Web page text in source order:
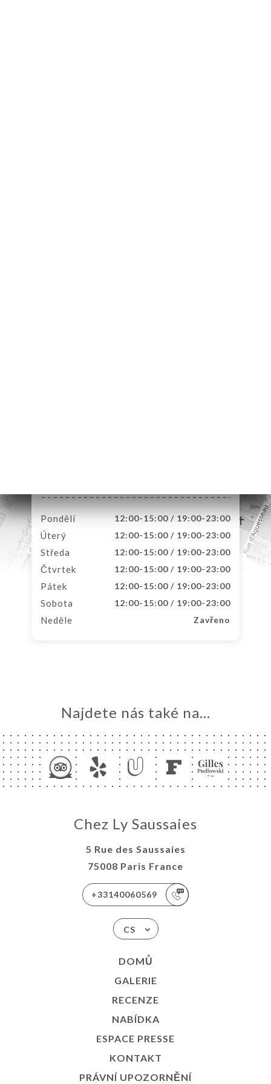
Pondělí 12:00-15:00 / 19:00-23:00
Úterý 12:00-15:00 / 19:00-23:00
Středa 12:00-15:00 / 19:00-23:00
Čtvrtek 12:00-15:00 / 19:00-23:00
Pátek 12:00-15:00 / 19:00-23:00
Sobota 12:00-15:00 / 19:00-23:00
Neděle Zavřeno
Najdete nás také na...
Chez Ly Saussaies
5 Rue des Saussaies
75008 Paris France
+33140060569
CS
DOMŮ
GALERIE
RECENZE
NABÍDKA
ESPACE PRESSE
KONTAKT
PRÁVNÍ UPOZORNĚNÍ